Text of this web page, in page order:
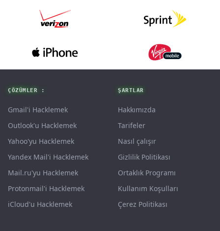
ÇÖZÜMLER :
Gmail'i Hacklemek
Outlook'u Hacklemek
Yahoo'yu Hacklemek
Yandex Mail'i Hacklemek
Mail.ru'yu Hacklemek
Protonmail'i Hacklemek
iCloud'u Hacklemek
ŞARTLAR
Hakkımızda
Tarifeler
Nasıl çalışır
Gizlilik Politikası
Ortaklık Programı
Kullanım Koşulları
Çerez Politikası